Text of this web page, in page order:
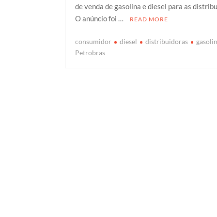
t
e
b
o
k
s
A
p
g
e
e
de venda de gasolina e diesel para as
O anúncio foi …
READ MORE
consumidor diesel distribuidoras
Petrobras